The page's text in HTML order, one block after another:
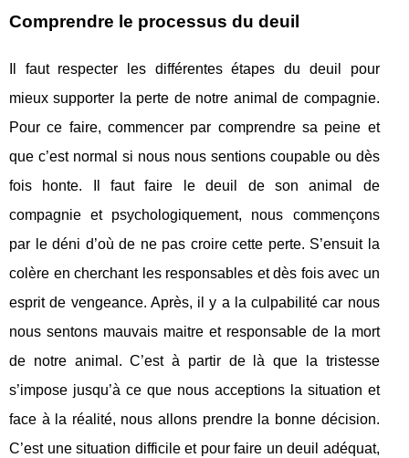
Comprendre le processus du deuil
Il faut respecter les différentes étapes du deuil pour
mieux supporter la perte de notre animal de compagnie.
Pour ce faire, commencer par comprendre sa peine et
que c’est normal si nous nous sentions coupable ou dès
fois honte. Il faut faire le deuil de son animal de
compagnie et psychologiquement, nous commençons
par le déni d’où de ne pas croire cette perte. S’ensuit la
colère en cherchant les responsables et dès fois avec un
esprit de vengeance. Après, il y a la culpabilité car nous
nous sentons mauvais maitre et responsable de la mort
de notre animal. C’est à partir de là que la tristesse
s’impose jusqu’à ce que nous acceptions la situation et
face à la réalité, nous allons prendre la bonne décision.
C’est une situation difficile et pour faire un deuil adéquat,